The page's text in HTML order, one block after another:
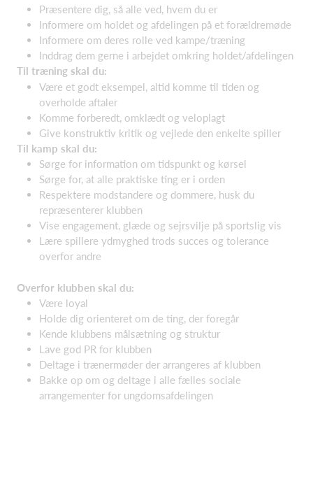
Præsentere dig, så alle ved, hvem du er
Informere om holdet og afdelingen på et forældremøde
Informere om deres rolle ved kampe/træning
Inddrag dem gerne i arbejdet omkring holdet/afdelingen
Til træning skal du:
Være et godt eksempel, altid komme til tiden og
overholde aftaler
Komme forberedt, omklædt og veloplagt
Give konstruktiv kritik og vejlede den enkelte spiller
Til kamp skal du:
Sørge for information om tidspunkt og kørsel
Sørge for, at alle praktiske ting er i orden
Respektere modstandere og dommere, husk du
repræsenterer klubben
Vise engagement, glæde og sejrsvilje på sportslig vis
Lære spillere ydmyghed trods succes og tolerance
overfor andre
Overfor klubben skal du:
Være loyal
Holde dig orienteret om de ting, der foregår
Kende klubbens målsætning og struktur
Lave god PR for klubben
Deltage i trænermøder der arrangeres af klubben
Bakke op om og deltage i alle fælles sociale
arrangementer for ungdomsafdelingen